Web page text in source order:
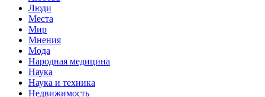
Люди
Места
Мир
Мнения
Мода
Народная медицина
Наука
Наука и техника
Недвижимость